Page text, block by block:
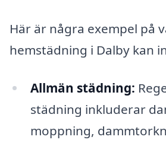
Här är några exempel på
hemstädning i Dalby kan
Allmän städning:
städning inkluderar
moppning,